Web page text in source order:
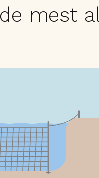
mest